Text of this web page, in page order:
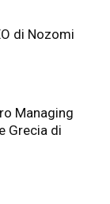
di Nozomi
Managing
Grecia di